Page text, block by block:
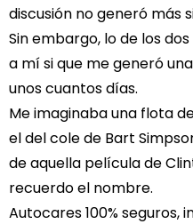
discusión no generó más
Sin embargo, lo de los
a mí si que me generó
unos cuantos días.
Me imaginaba una flota
el del cole de Bart
de aquella película de
recuerdo el nombre.
Autocares 100%